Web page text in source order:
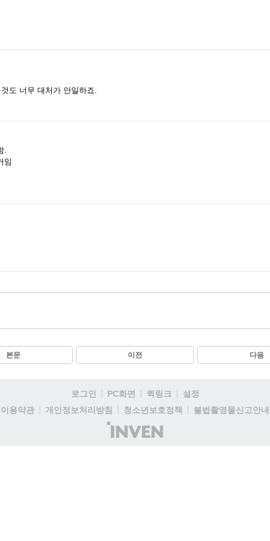
도 너무 대처가 안일하죠.
.
임
본문 이전 다음
로그인 PC화면 퀵링크
설정
이용약관
개인정보처리방침 청소년보호정책
불법촬영물신고안내
(주)
인